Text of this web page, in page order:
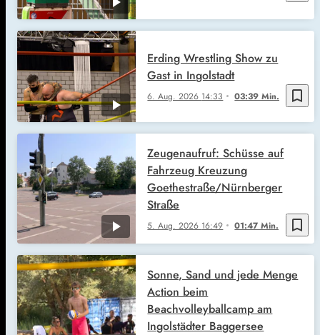
bookmark_border
6. Aug. 2026 14:33 03:39 Min.
Erding Wrestling Show zu
Gast in Ingolstadt
bookmark_border
5. Aug. 2026 16:49 01:47 Min.
Zeugenaufruf: Schüsse auf
Fahrzeug Kreuzung
Goethestraße/Nürnberger
Straße
Sonne, Sand und jede Menge
Action beim
Beachvolleyballcamp am
Ingolstädter Baggersee